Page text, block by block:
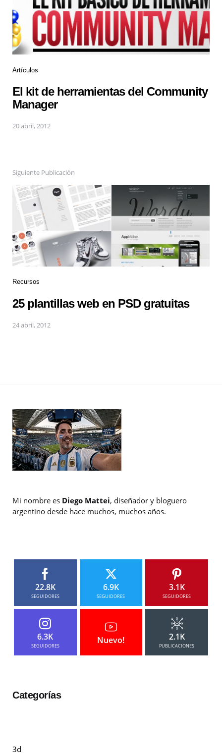
Artículos
El kit de herramientas del Community
Manager
20 abril, 2012
Siguiente Publicación
Recursos
25 plantillas web en PSD gratuitas
24 abril, 2012
Mi nombre es Diego Mattei, diseñador y bloguero
argentino desde hace muchos, muchos años.
22.8K
SEGUIDORES
6.9K
SEGUIDORES
3.1K
SEGUIDORES
6.3K
SEGUIDORES
Nuevo! 2.1K
PUBLICACIONES
Categorías
3d